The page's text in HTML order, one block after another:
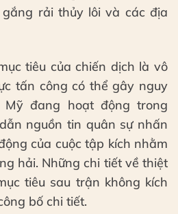
rải thủy lôi và các địa
tiêu của chiến dịch là vô
tấn công có thể gây nguy
Mỹ đang hoạt động trong
nguồn tin quân sự nhấn
của cuộc tập kích nhằm
hải. Những chi tiết về thiệt
tiêu sau trận không kích
bố chi tiết.